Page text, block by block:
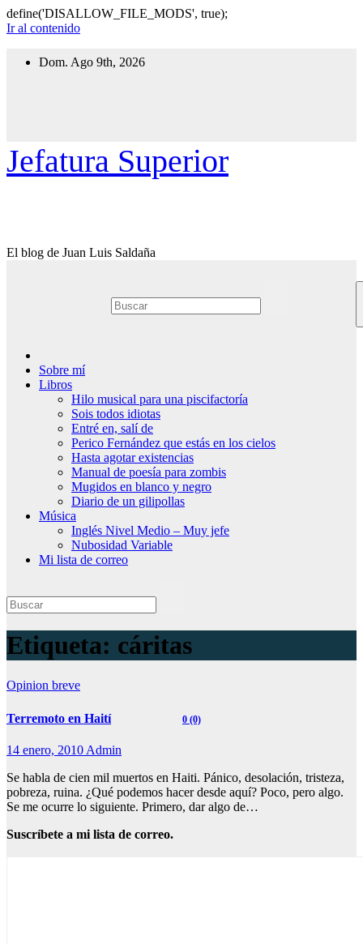
define('DISALLOW_FILE_MODS', true);
Ir al contenido
Dom. Ago 9th, 2026
Jefatura Superior
El blog de Juan Luis Saldaña
Sobre mí
Libros
Hilo musical para una piscifactoría
Sois todos idiotas
Entré en, salí de
Perico Fernández que estás en los cielos
Hasta agotar existencias
Manual de poesía para zombis
Mugidos en blanco y negro
Diario de un gilipollas
Música
Inglés Nivel Medio – Muy jefe
Nubosidad Variable
Mi lista de correo
Etiqueta: cáritas
Opinion breve
Terremoto en Haití 0 (0)
14 enero, 2010Admin
Se habla de cien mil muertos en Haiti. Pánico, desolación, tristeza,
pobreza, ruina. ¿Qué podemos hacer desde aquí? Poco, pero algo.
Se me ocurre lo siguiente. Primero, dar algo de…
Suscríbete a mi lista de correo.